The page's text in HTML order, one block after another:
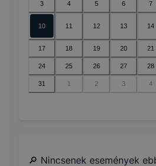
3 4 5 6 7
10 11 12 13 14
17 18 19 20 21
24 25 26 27 28
31 1 2 3 4
🔎 Nincsenek események